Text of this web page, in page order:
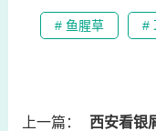
# 鱼腥草 #
上一篇：
西安看银屑